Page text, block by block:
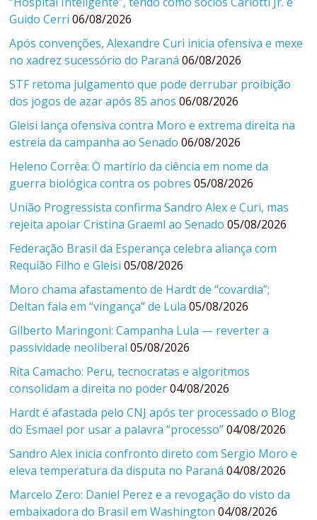
Guido Cerri 06/08/2026
Após convenções, Alexandre Curi inicia ofensiva e mexe
no xadrez sucessório do Paraná 06/08/2026
STF retoma julgamento que pode derrubar proibição
dos jogos de azar após 85 anos 06/08/2026
Gleisi lança ofensiva contra Moro e extrema direita na
estreia da campanha ao Senado 06/08/2026
Heleno Corrêa: O martírio da ciência em nome da
guerra biológica contra os pobres 05/08/2026
União Progressista confirma Sandro Alex e Curi, mas
rejeita apoiar Cristina Graeml ao Senado 05/08/2026
Federação Brasil da Esperança celebra aliança com
Requião Filho e Gleisi 05/08/2026
Moro chama afastamento de Hardt de “covardia”;
Deltan fala em “vingança” de Lula 05/08/2026
Gilberto Maringoni: Campanha Lula — reverter a
passividade neoliberal 05/08/2026
Rita Camacho: Peru, tecnocratas e algoritmos
consolidam a direita no poder 04/08/2026
Hardt é afastada pelo CNJ após ter processado o Blog
do Esmael por usar a palavra “processo” 04/08/2026
Sandro Alex inicia confronto direto com Sergio Moro e
eleva temperatura da disputa no Paraná 04/08/2026
Marcelo Zero: Daniel Perez e a revogação do visto da
embaixadora do Brasil em Washington 04/08/2026